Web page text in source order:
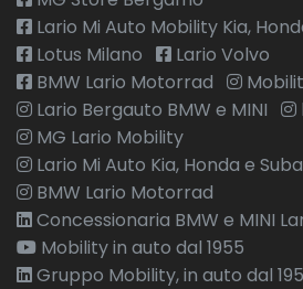
Lario Mi Auto Mobility Kia,
Lotus Milano
Lario Volvo
BMW Lario Motorrad
Lario Bergauto BMW e MINI
MG Lario Mobility
Lario Mi Auto Kia, Honda e
BMW Lario Motorrad
Concessionaria BMW e MINI
Mobility in auto dal 1955
Gruppo Mobility, in auto dal